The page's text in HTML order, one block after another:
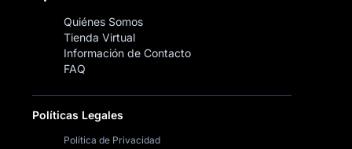
Quiénes Somos
Tienda Virtual
Información de Contacto
FAQ
Políticas Legales
Política de Privacidad